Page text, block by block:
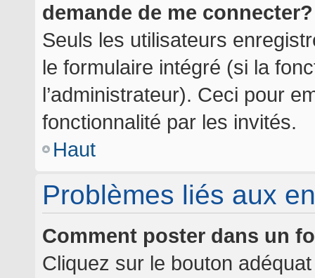
demande de me connecter?
Seuls les utilisateurs
le formulaire intégré (si la
l’administrateur). Ceci pour
fonctionnalité par les invités.
Haut
Problèmes liés aux
Comment poster dans un
Cliquez sur le bouton